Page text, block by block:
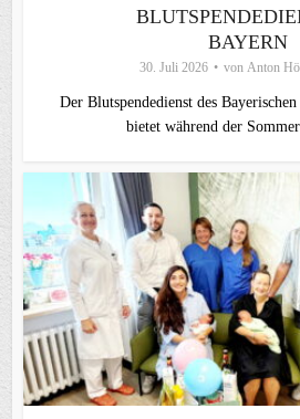
BAYERN
30. Juli 2026 von Anton
Der Blutspendedienst des
bietet während der